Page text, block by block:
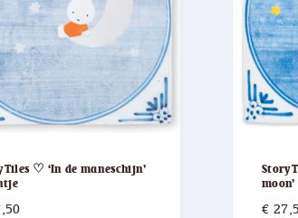
♡ ‘In de maneschijn’
moon’
€